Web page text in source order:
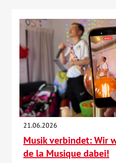
21.06.2026
Musik verbindet: Wir
de la Musique dabei!